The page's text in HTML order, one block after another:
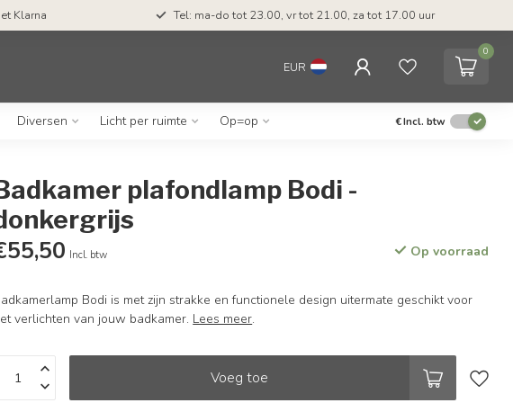
Klarna Tel: ma-do tot 23.00, vr tot 21.00, za tot 17.00 uur
EUR
0
Diversen Licht per ruimte Op=op €Incl. btw
plafondlamp Bodi -
Incl. btw Op voorraad
Bodi is met zijn strakke en functionele design uitermate geschikt voor
verlichten van jouw badkamer. Lees meer.
Voeg toe